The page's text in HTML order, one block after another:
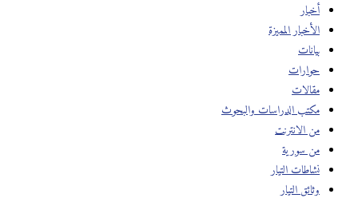
أخبار
الأخبار المميزة
بيانات
حوارات
مقالات
مكتب الدراسات والبحوث
من الانترنت
من سورية
نشاطات التيار
وثائق التيار